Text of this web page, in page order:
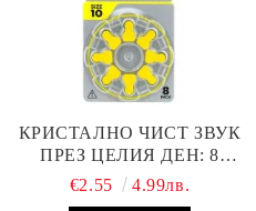
КРИСТАЛНО ЧИСТ ЗВУК
ПРЕЗ ЦЕЛИЯ ДЕН: 8
БРОЯ RAYOVAC EXTRA
€2.55 4.99лв.